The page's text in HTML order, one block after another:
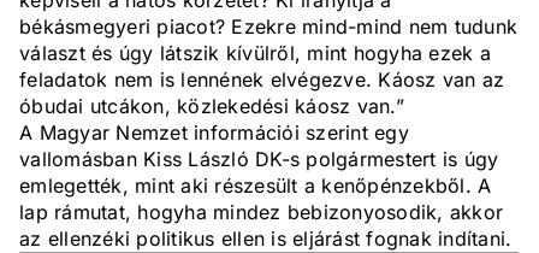
békásmegyeri piacot? Ezekre mind-mind nem tudunk
választ és úgy látszik kívülről, mint hogyha ezek a
feladatok nem is lennének elvégezve. Káosz van az
óbudai utcákon, közlekedési káosz van.”
A Magyar Nemzet információi szerint egy
vallomásban Kiss László DK-s polgármestert is úgy
emlegették, mint aki részesült a kenőpénzekből. A
lap rámutat, hogyha mindez bebizonyosodik, akkor
az ellenzéki politikus ellen is eljárást fognak indítani.